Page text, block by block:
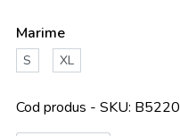
Marime
S XL
Cod produs - SKU B5220